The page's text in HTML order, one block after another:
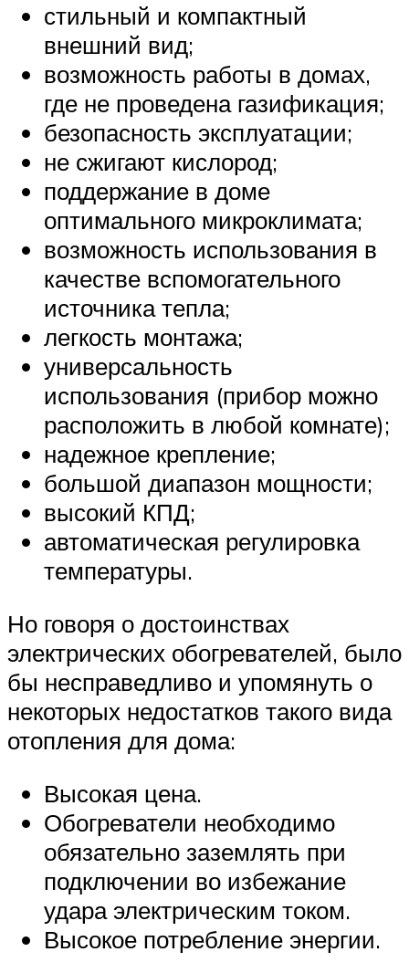
стильный и компактный
внешний вид;
возможность работы в домах,
где не проведена газификация;
безопасность эксплуатации;
не сжигают кислород;
поддержание в доме
оптимального микроклимата;
возможность использования в
качестве вспомогательного
источника тепла;
легкость монтажа;
универсальность
использования (прибор можно
расположить в любой комнате);
надежное крепление;
большой диапазон мощности;
высокий КПД;
автоматическая регулировка
температуры.
Но говоря о достоинствах
электрических обогревателей, было
бы несправедливо и упомянуть о
некоторых недостатков такого вида
отопления для дома:
Высокая цена.
Обогреватели необходимо
обязательно заземлять при
подключении во избежание
удара электрическим током.
Высокое потребление энергии.